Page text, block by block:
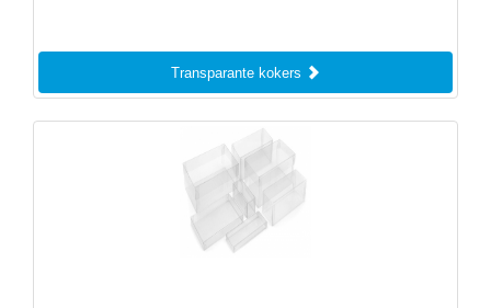
Transparante kokers